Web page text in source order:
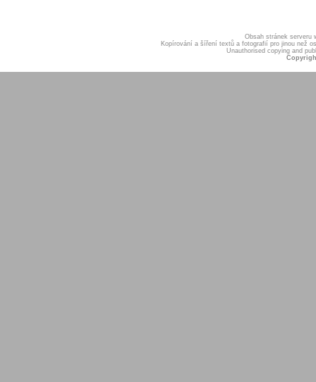
Obsah stránek serveru
Kopírování a šíření textů a fotografií pro jinou než
Unauthorised copying and